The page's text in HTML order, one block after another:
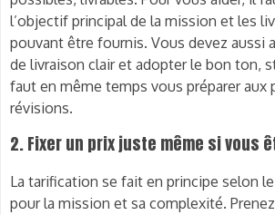
l’objectif principal de la mission et les
pouvant être fournis. Vous devez aussi
de livraison clair et adopter le bon ton,
faut en même temps vous préparer aux
révisions.
2. Fixer un prix juste même si vous
La tarification se fait en principe selon
pour la mission et sa complexité.